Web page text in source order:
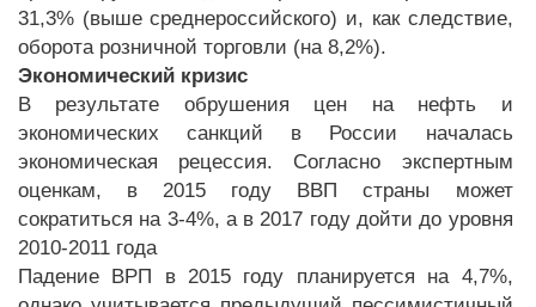
31,3% (выше среднероссийского) и, как следствие,
оборота розничной торговли (на 8,2%).
Экономический кризис
В результате обрушения цен на нефть и
экономических санкций в России началась
экономическая рецессия. Согласно экспертным
оценкам, в 2015 году ВВП страны может
сократиться на 3-4%, а в 2017 году дойти до уровня
2010-2011 года
Падение ВРП в 2015 году планируется на 4,7%,